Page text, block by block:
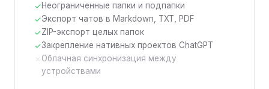
✓Неограниченные папки и подпапки
✓Экспорт чатов в Markdown, TXT, PDF
✓ZIP-экспорт целых папок
✓Закрепление нативных проектов ChatGPT
✗ Облачная синхронизация между
устройствами